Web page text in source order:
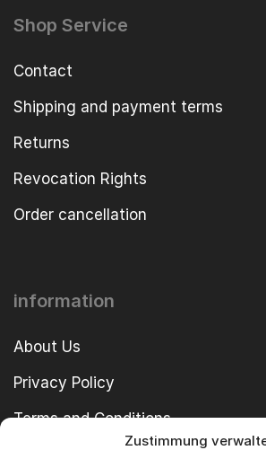
Zustimmung
Shop Service
Contact
Shipping and payment terms
Returns
Revocation Rights
Order cancellation
information
About Us
Privacy Policy
Terms and Conditions